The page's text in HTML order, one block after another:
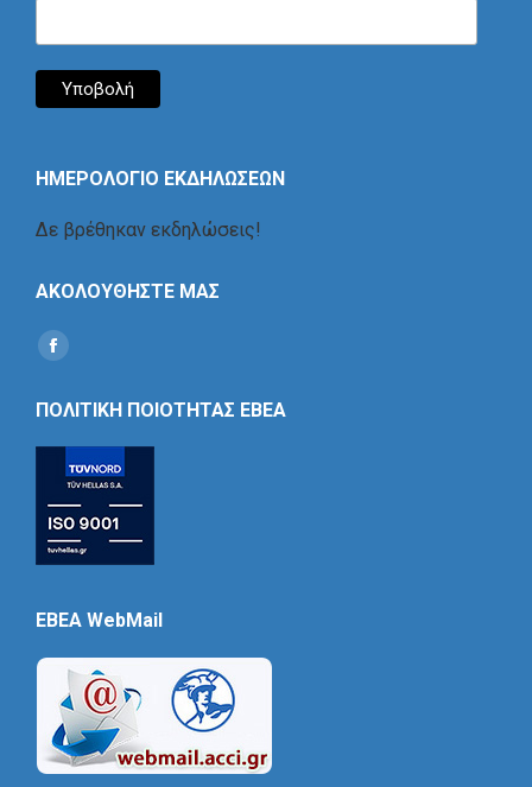
ΗΜΕΡΟΛΟΓΙΟ ΕΚΔΗΛΩΣΕΩΝ
Δε βρέθηκαν εκδηλώσεις!
ΑΚΟΛΟΥΘΗΣΤΕ ΜΑΣ
Find us on:
Social
ΠΟΛΙΤΙΚΗ ΠΟΙΟΤΗΤΑΣ ΕΒΕΑ
EBEA WebMail